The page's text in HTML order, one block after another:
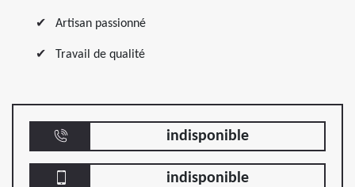
Artisan passionné
Travail de qualité
indisponible
indisponible